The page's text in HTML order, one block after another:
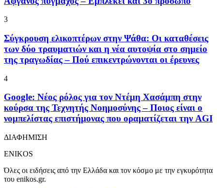
3
Σύγκρουση ελικοπτέρων στην Ψάθα: Οι καταθέσεις
των δύο τραυματιών και η νέα αυτοψία στο σημείο
της τραγωδίας – Πού επικεντρώνονται οι έρευνες
4
Google: Νέος ρόλος για τον Ντέμη Χασάμπη στην
κούρσα της Τεχνητής Νοημοσύνης – Ποιος είναι ο
νομπελίστας επιστήμονας που οραματίζεται την AGI
ΔΙΑΦΗΜΙΣΗ
ENIKOS
Όλες οι ειδήσεις από την Ελλάδα και τον κόσμο με την εγκυρότητα
του enikos.gr.